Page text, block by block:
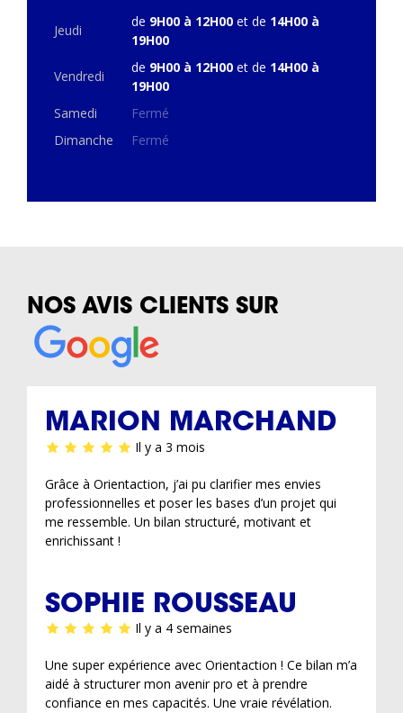
Jeudi
de 9H00 à 12H00 et de 14H00 à
19H00
Vendredi
de 9H00 à 12H00 et de 14H00 à
19H00
Samedi
Fermé
Dimanche
Fermé
NOS AVIS CLIENTS SUR
MARION MARCHAND
Il y a 3 mois
Grâce à Orientaction, j’ai pu clarifier mes envies
professionnelles et poser les bases d’un projet qui
me ressemble. Un bilan structuré, motivant et
enrichissant !
SOPHIE ROUSSEAU
Il y a 4 semaines
Une super expérience avec Orientaction ! Ce bilan m’a
aidé à structurer mon avenir pro et à prendre
confiance en mes capacités. Une vraie révélation.